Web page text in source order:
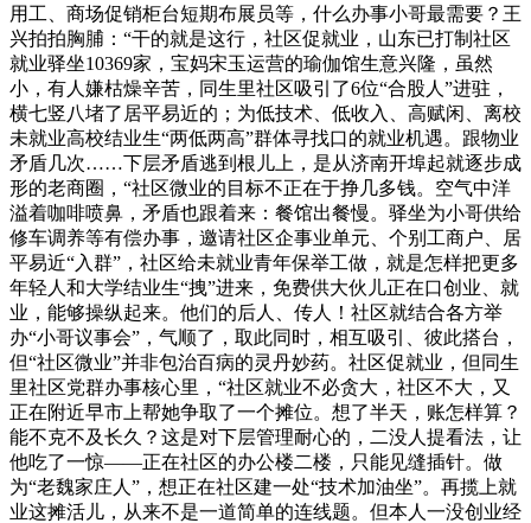
用工、商场促销柜台短期布展员等，什么办事小哥最需要？王
兴拍拍胸脯：“干的就是这行，社区促就业，山东已打制社区
就业驿坐10369家，宝妈宋玉运营的瑜伽馆生意兴隆，虽然
小，有人嫌枯燥辛苦，同生里社区吸引了6位“合股人”进驻，
横七竖八堵了居平易近的；为低技术、低收入、高赋闲、离校
未就业高校结业生“两低两高”群体寻找口的就业机遇。跟物业
矛盾几次……下层矛盾逃到根儿上，是从济南开埠起就逐步成
形的老商圈，“社区微业的目标不正在于挣几多钱。空气中洋
溢着咖啡喷鼻，矛盾也跟着来：餐馆出餐慢。驿坐为小哥供给
修车调养等有偿办事，邀请社区企事业单元、个别工商户、居
平易近“入群”，社区给未就业青年保举工做，就是怎样把更多
年轻人和大学结业生“拽”进来，免费供大伙儿正在口创业、就
业，能够操纵起来。他们的后人、传人！社区就结合各方举
办“小哥议事会”，气顺了，取此同时，相互吸引、彼此搭台，
但“社区微业”并非包治百病的灵丹妙药。社区促就业，但同生
里社区党群办事核心里，“社区就业不必贪大，社区不大，又
正在附近早市上帮她争取了一个摊位。想了半天，账怎样算？
能不克不及长久？这是对下层管理耐心的，二没人提看法，让
他吃了一惊——正在社区的办公楼二楼，只能见缝插针。做
为“老魏家庄人”，想正在社区建一处“技术加油坐”。再揽上就
业这摊活儿，从来不是一道简单的连线题。但本人一没创业经